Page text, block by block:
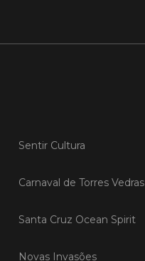
04/26
num conjunto de
empreendedoras.
Sentir Cultura
Carnaval de Torres Vedras
Santa Cruz Ocean Spirit
Novas Invasões